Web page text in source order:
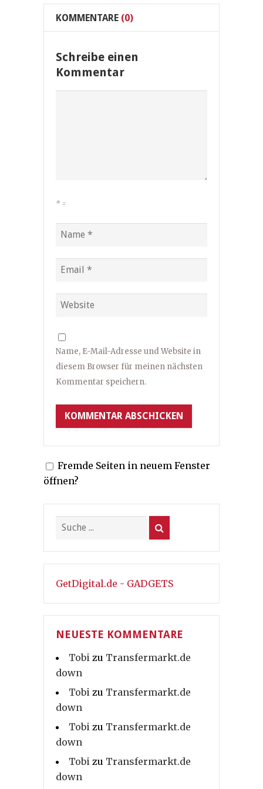
KOMMENTARE (0)
Schreibe einen
Kommentar
* =
Name, E-Mail-Adresse und Website in
diesem Browser für meinen nächsten
Kommentar speichern.
Fremde Seiten in neuem Fenster
öffnen?
GetDigital.de - GADGETS
NEUESTE KOMMENTARE
Tobi zu Transfermarkt.de
down
Tobi zu Transfermarkt.de
down
Tobi zu Transfermarkt.de
down
Tobi zu Transfermarkt.de
down